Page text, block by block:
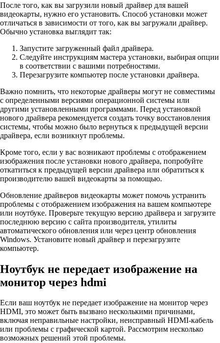
После того, как вы загрузили новый драйвер для вашей
видеокарты, нужно его установить. Способ установки может
отличаться в зависимости от того, как вы загружали драйвер.
Обычно установка выглядит так:
Запустите загруженный файл драйвера.
Следуйте инструкциям мастера установки, выбирая опции
в соответствии с вашими потребностями.
Перезагрузите компьютер после установки драйвера.
Важно помнить, что некоторые драйверы могут не совместимы
с определенными версиями операционной системы или
другими установленными программами. Перед установкой
нового драйвера рекомендуется создать точку восстановления
системы, чтобы можно было вернуться к предыдущей версии
драйвера, если возникнут проблемы.
Кроме того, если у вас возникают проблемы с отображением
изображения после установки нового драйвера, попробуйте
откатиться к предыдущей версии драйвера или обратиться к
производителю вашей видеокарты за помощью.
Обновление драйверов видеокарты может помочь устранить
проблемы с отображением изображения на вашем компьютере
или ноутбуке. Проверьте текущую версию драйвера и загрузите
последнюю версию с сайта производителя, утилиты
автоматического обновления или через центр обновления
Windows. Установите новый драйвер и перезагрузите
компьютер.
Ноутбук не передает изображение на
монитор через hdmi
Если ваш ноутбук не передает изображение на монитор через
HDMI, это может быть вызвано несколькими причинами,
включая неправильные настройки, неисправный HDMI-кабель
или проблемы с графической картой. Рассмотрим несколько
возможных решений этой проблемы.